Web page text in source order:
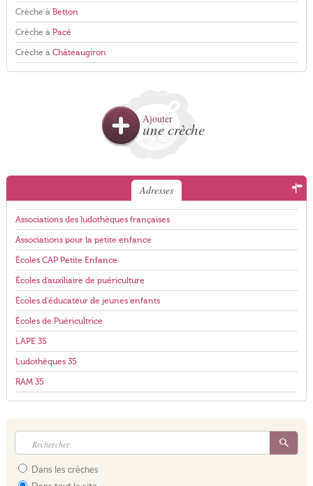
Crèche à Betton
Crèche à Pacé
Crèche à Châteaugiron
Ajouter
une crèche
Adresses
Associations des ludothèques françaises
Associations pour la petite enfance
Écoles CAP Petite Enfance
Écoles d'auxiliaire de puériculture
Écoles d'éducateur de jeunes enfants
Écoles de Puéricultrice
LAPE 35
Ludothèques 35
RAM 35
Dans les crèches